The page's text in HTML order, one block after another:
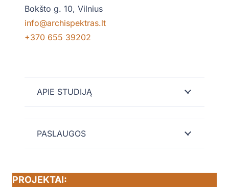
Bokšto g. 10, Vilnius
info@archispektras.lt
+370 655 39202
APIE STUDIJĄ
PASLAUGOS
PROJEKTAI: